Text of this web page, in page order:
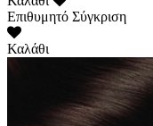
Επιθυμητό Σύγκριση
Καλάθι